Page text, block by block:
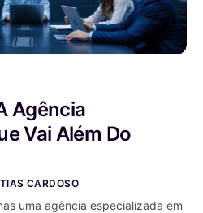
Agência
Vai Além Do
CARDOSO
uma agência especializada em